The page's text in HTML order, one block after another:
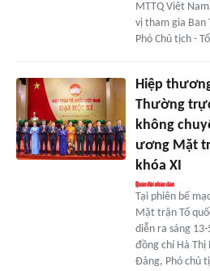
MTTQ Việt
vị tham gia Ban
Phó Chủ tịch -
Hiệp
Thường
không
ương Mặt
khóa XI
Tại phiên bế
Mặt trận Tổ
diễn ra sáng
đồng chí Hà Thị
Đảng, Phó chủ